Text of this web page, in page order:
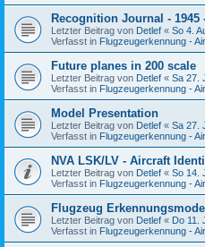
Recognition Journal - 1945
Letzter Beitrag von Detlef « So 4.
Verfasst in Flugzeugerkennung -
Future planes in 200 scale
Letzter Beitrag von Detlef « Sa 27.
Verfasst in Flugzeugerkennung -
Model Presentation
Letzter Beitrag von Detlef « Sa 27.
Verfasst in Flugzeugerkennung -
NVA LSK/LV - Aircraft
Letzter Beitrag von Detlef « So 14.
Verfasst in Flugzeugerkennung -
Flugzeug
Letzter Beitrag von Detlef « Do 11.
Verfasst in Flugzeugerkennung -